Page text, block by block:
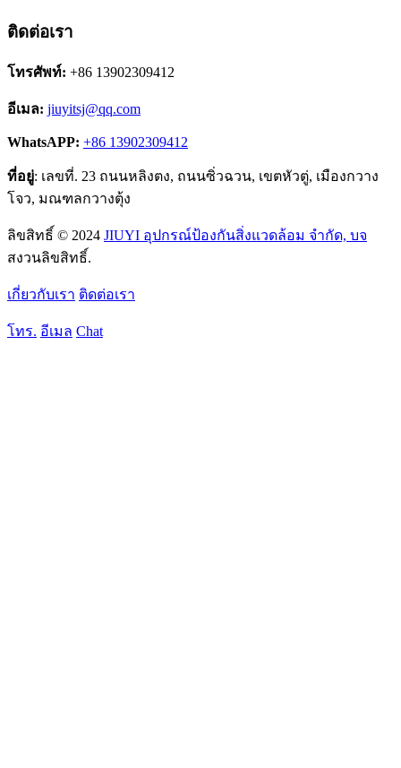
ติดต่อเรา
โทรศัพท์: +86 13902309412
อีเมล: jiuyitsj@qq.com
WhatsAPP: +86 13902309412
ที่อยู่: เลขที่. 23 ถนนหลิงตง, ถนนซิ่วฉวน, เขตหัวตู่, เมืองกวาง
โจว, มณฑลกวางตุ้ง
ลิขสิทธิ์ © 2024 JIUYI อุปกรณ์ป้องกันสิ่งแวดล้อม จำกัด, บจ
สงวนลิขสิทธิ์.
เกี่ยวกับเรา ติดต่อเรา
โทร. อีเมล Chat